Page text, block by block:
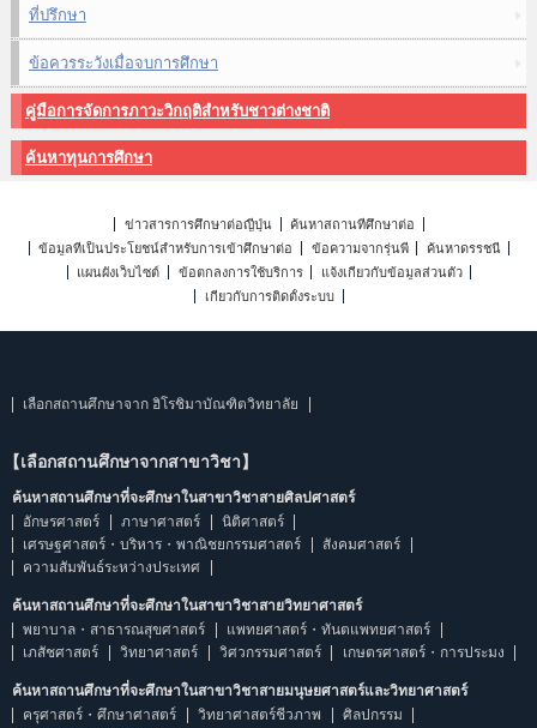
ที่ปรึกษา
ข้อควรระวังเมื่อจบการศึกษา
คู่มือการจัดการภาวะวิกฤติสำหรับชาวต่างชาติ
ค้นหาทุนการศึกษา
ข่าวสารการศึกษาต่อญี่ปุ่น
ค้นหาสถานที่ศึกษาต่อ
ข้อมูลที่เป็นประโยชน์สำหรับการเข้าศึกษาต่อ
ข้อความจากรุ่นพี่
ค้นหาดรรชนี
แผนผังเว็บไซต์
ข้อตกลงการใช้บริการ
แจ้งเกี่ยวกับข้อมูลส่วนตัว
เกี่ยวกับการติดตั้งระบบ
เลือกสถานศึกษาจาก ฮิโรชิมาบัณฑิตวิทยาลัย
【เลือกสถานศึกษาจากสาขาวิชา】
ค้นหาสถานศึกษาที่จะศึกษาในสาขาวิชาสายศิลปศาสตร์
อักษรศาสตร์
ภาษาศาสตร์
นิติศาสตร์
เศรษฐศาสตร์・บริหาร・พาณิชยกรรมศาสตร์
สังคมศาสตร์
ความสัมพันธ์ระหว่างประเทศ
ค้นหาสถานศึกษาที่จะศึกษาในสาขาวิชาสายวิทยาศาสตร์
พยาบาล・สาธารณสุขศาสตร์
แพทยศาสตร์・ทันตแพทยศาสตร์
เภสัชศาสตร์
วิทยาศาสตร์ วิศวกรรมศาสตร์ เกษตรศาสตร์・การประมง
ค้นหาสถานศึกษาที่จะศึกษาในสาขาวิชาสายมนุษยศาสตร์และวิทยาศาสตร์
ครุศาสตร์・ศึกษาศาสตร์
วิทยาศาสตร์ชีวภาพ
ศิลปกรรม